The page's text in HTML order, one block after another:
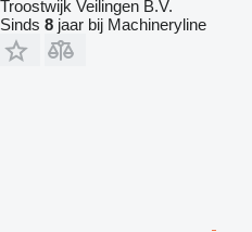
Troostwijk Veilingen B.V.
Sinds 8 jaar bij Machineryline